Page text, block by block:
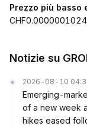
Prezzo più basso
Notizie su
2026-08-10
Emerging-
of a new week
hikes eased